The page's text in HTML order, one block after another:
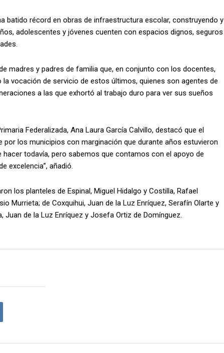
batido récord en obras de infraestructura escolar, construyendo y
adolescentes y jóvenes cuenten con espacios dignos, seguros
madres y padres de familia que, en conjunto con los docentes,
vocación de servicio de estos últimos, quienes son agentes de
a las que exhortó al trabajo duro para ver sus sueños
Federalizada, Ana Laura García Calvillo, destacó que el
por los municipios con marginación que durante años estuvieron
hacer todavía, pero sabemos que contamos con el apoyo de
excelencia”, añadió.
los planteles de Espinal, Miguel Hidalgo y Costilla, Rafael
Murrieta; de Coxquihui, Juan de la Luz Enríquez, Serafín Olarte y
Juan de la Luz Enríquez y Josefa Ortiz de Domínguez.